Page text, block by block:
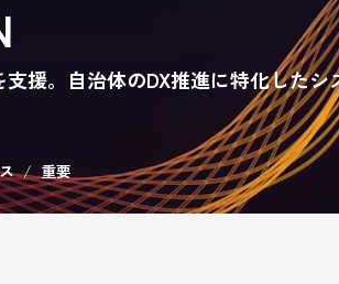
援。自治体のDX推進に特化した
重要